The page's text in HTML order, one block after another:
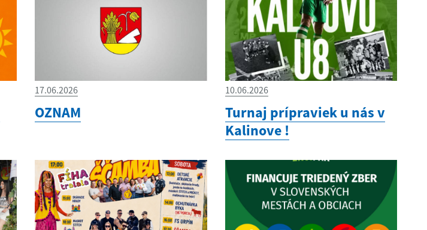
17.06.2026
OZNAM
10.06.2026
Turnaj prípraviek u nás v
Kalinove !